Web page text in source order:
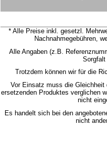
* Alle Preise inkl. gesetzl.
Nachnahmegebühren,
Alle Angaben (z.B.
Sorgfalt
Trotzdem können wir für die
Vor Einsatz muss die
ersetzenden Produktes verglichen
nicht
Es handelt sich bei den
nicht